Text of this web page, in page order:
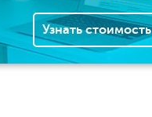
Узнать стоимость